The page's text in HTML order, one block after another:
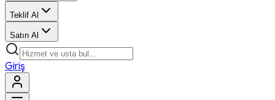
Teklif Al
Satın Al
Giriş